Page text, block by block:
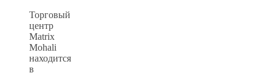
Торговый
центр
Matrix
Mohali
находится
в